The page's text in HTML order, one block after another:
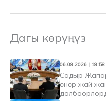
Дагы көрүңүз
06.08.2026 | 18:58
Садыр
өнөр жай